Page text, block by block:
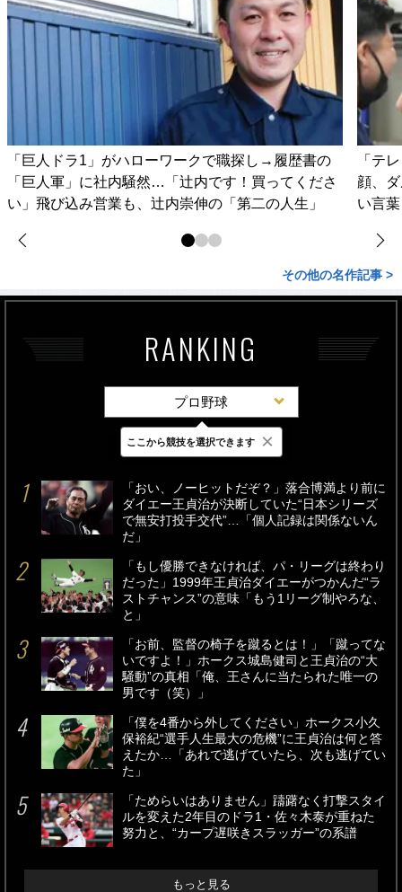
「巨人ドラ1」がハローワークで職探し→履歴書の
「巨人軍」に社内騒然…「辻内です！買ってくださ
い」飛び込み営業も、辻内崇伸の「第二の人生」
「テ
顔、
い言
その他の名作記事 >
RANKING
プロ野球
最新 24時間 週間
「おい、ノーヒットだぞ？」落合博満より前に
ダイエー王貞治が決断していた“日本シリーズ
で無安打投手交代”…「個人記録は関係ないん
だ」
「もし優勝できなければ、パ・リーグは終わり
だった」1999年王貞治ダイエーがつかんだ“ラ
ストチャンス”の意味「もう1リーグ制やろな、
と」
「お前、監督の椅子を蹴るとは！」「蹴ってな
いですよ！」ホークス城島健司と王貞治の“大
騒動”の真相「俺、王さんに当たられた唯一の
男です（笑）」
「僕を4番から外してください」ホークス小久
保裕紀“選手人生最大の危機”に王貞治は何と答
えたか…「あれで逃げていたら、次も逃げてい
た」
「ためらいはありません」躊躇なく打撃スタイ
ルを変えた2年目のドラ1・佐々木泰が重ねた
努力と、“カープ遅咲きスラッガー”の系譜
もっと見る
ここから競技を選択できます ×